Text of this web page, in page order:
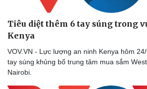
Tiêu diệt thêm 6 tay súng trong
Kenya
VOV.VN - Lực lượng an ninh Kenya hôm
tay súng khủng bố trung tâm mua sắm
Nairobi.